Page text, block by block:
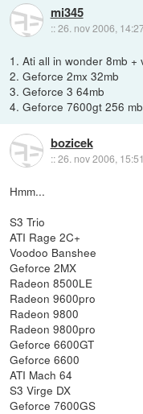
mi345
::26. nov 2006,
1. Ati all in wonder 8mb +
2. Geforce 2mx 32mb
3. Geforce 3 64mb
4. Geforce 7600gt 256
bozicek
::26. nov 2006, 15:51
Hmm...
S3 Trio
ATI Rage 2C+
Voodoo Banshee
Geforce 2MX
Radeon 8500LE
Radeon 9600pro
Radeon 9800
Radeon 9800pro
Geforce 6600GT
Geforce 6600
ATI Mach 64
S3 Virge DX
Geforce 7600GS